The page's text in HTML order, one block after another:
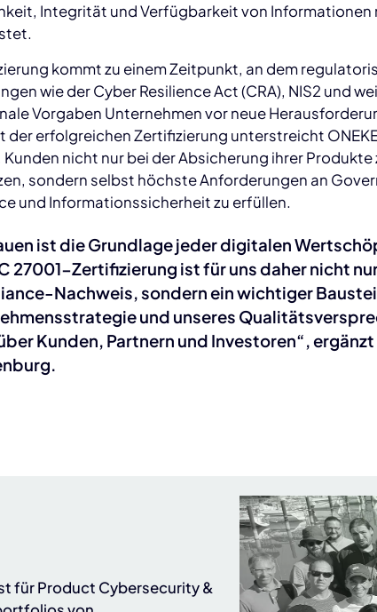
Integrität und Verfügbarkeit von Informationen
kommt zu einem Zeitpunkt, an dem
wie der Cyber Resilience Act (CRA), NIS2 und
Vorgaben Unternehmen vor neue
der erfolgreichen Zertifizierung unterstreicht
nicht nur bei der Absicherung ihrer Produkte
sondern selbst höchste Anforderungen an
und Informationssicherheit zu erfüllen.
ist die Grundlage jeder digitalen
27001-Zertifizierung ist für uns daher nicht
Nachweis, sondern ein wichtiger
und unseres
Kunden, Partnern und Investoren“, ergänzt
für Product Cybersecurity &